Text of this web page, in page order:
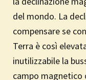
del mondo. La
compensare se
Terra è così
inutilizzabile la
campo magnetico